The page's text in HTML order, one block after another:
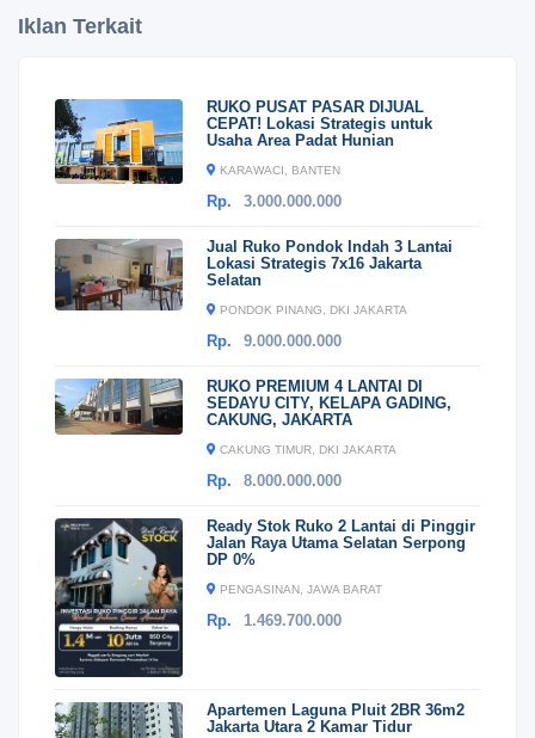
Iklan Terkait
RUKO PUSAT PASAR DIJUAL
CEPAT! Lokasi Strategis untuk
Usaha Area Padat Hunian
KARAWACI, BANTEN
Rp. 3.000.000.000
Jual Ruko Pondok Indah 3 Lantai
Lokasi Strategis 7x16 Jakarta
Selatan
PONDOK PINANG, DKI JAKARTA
Rp. 9.000.000.000
RUKO PREMIUM 4 LANTAI DI
SEDAYU CITY, KELAPA GADING,
CAKUNG, JAKARTA
CAKUNG TIMUR, DKI JAKARTA
Rp. 8.000.000.000
Ready Stok Ruko 2 Lantai di Pinggir
Jalan Raya Utama Selatan Serpong
DP 0%
PENGASINAN, JAWA BARAT
Rp. 1.469.700.000
Apartemen Laguna Pluit 2BR 36m2
Jakarta Utara 2 Kamar Tidur